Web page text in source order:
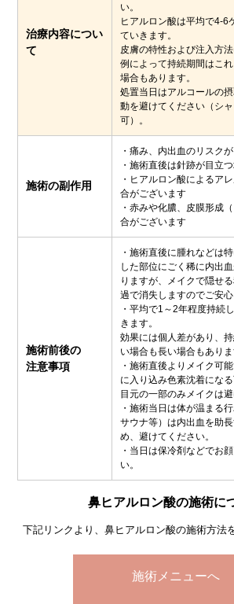
治療内容につい
て
い。
ヒアルロン酸は平均で4-6
ていきます。
皮膚の特性および注入方
例によって持続期間はこ
場合もあります。
処置当日はアルコールの
動を避けてください（シ
可）。
施術の副作用
・痛み、内出血のリスク
・施術直後は針跡が目立
・ヒアルロン酸によるア
合がございます
・赤みや化膿、皮膜形成
合がございます
施術前後の
注意事項
・施術直後に腫れなどは
した部位にごく稀に内出
りますが、メイクで隠せ
過で消失しますのでご安心
・平均で1～2年程度持続
きます。
効果には個人差があり、
い場合も長い場合もありま
・施術直後よりメイク可
に入り込み色素沈着にな
目元の一部のみメイクは避
・施術当日は体が温まる
サウナ等）は内出血を助
め、避けてください。
・当日は保冷剤などでお
い。
鼻ヒアルロン酸の施術に
下記リンクより、鼻ヒアルロン酸の施術方法
施術メニューへ